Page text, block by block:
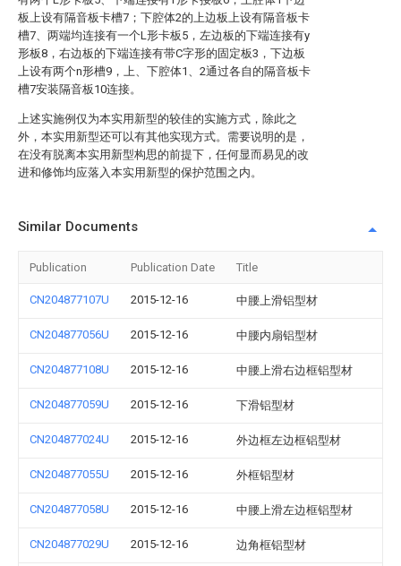
板上设有隔音板卡槽7；下腔体2的上边板上设有隔音板卡
槽7、两端均连接有一个L形卡板5，左边板的下端连接有y
形板8，右边板的下端连接有带C字形的固定板3，下边板
上设有两个n形槽9，上、下腔体1、2通过各自的隔音板卡
槽7安装隔音板10连接。
上述实施例仅为本实用新型的较佳的实施方式，除此之
外，本实用新型还可以有其他实现方式。需要说明的是，
在没有脱离本实用新型构思的前提下，任何显而易见的改
进和修饰均应落入本实用新型的保护范围之内。
Similar Documents
Publication Publication Date Title
CN204877107U 2015-12-16 中腰上滑铝型材
CN204877056U 2015-12-16 中腰内扇铝型材
CN204877108U 2015-12-16 中腰上滑右边框铝型材
CN204877059U 2015-12-16 下滑铝型材
CN204877024U 2015-12-16 外边框左边框铝型材
CN204877055U 2015-12-16 外框铝型材
CN204877058U 2015-12-16 中腰上滑左边框铝型材
CN204877029U 2015-12-16 边角框铝型材